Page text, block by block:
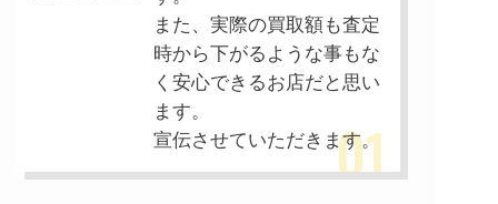
また、実際の買取額も査定
時から下がるような事もな
く安心できるお店だと思い
ます。
宣伝させていただきます。
01